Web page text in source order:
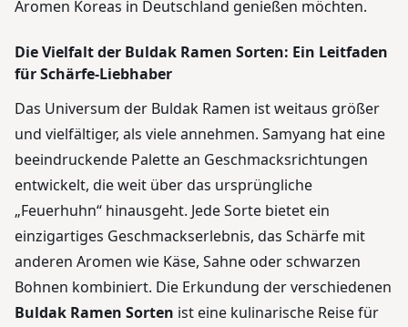
Aromen Koreas in Deutschland genießen möchten.
Die Vielfalt der Buldak Ramen Sorten: Ein Leitfaden
für Schärfe-Liebhaber
Das Universum der Buldak Ramen ist weitaus größer
und vielfältiger, als viele annehmen. Samyang hat eine
beeindruckende Palette an Geschmacksrichtungen
entwickelt, die weit über das ursprüngliche
„Feuerhuhn“ hinausgeht. Jede Sorte bietet ein
einzigartiges Geschmackserlebnis, das Schärfe mit
anderen Aromen wie Käse, Sahne oder schwarzen
Bohnen kombiniert. Die Erkundung der verschiedenen
Buldak Ramen Sorten ist eine kulinarische Reise für